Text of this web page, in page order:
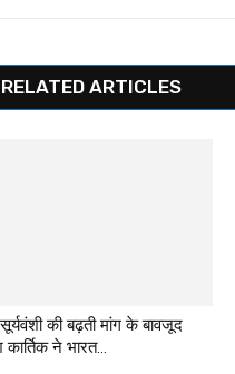
RELATED ARTICLES
की बढ़ती मांग के बावजूद
कार्तिक ने भारत...